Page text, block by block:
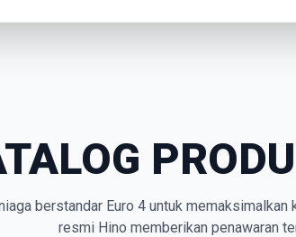
berstandar Euro 4 untuk memaksimalkan
resmi Hino memberikan penawaran